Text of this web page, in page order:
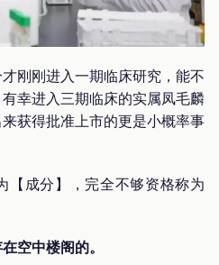
刚刚进入一期临床研究，能不
幸进入三期临床的实属凤毛麟
获得批准上市的更是小概率事
【成分】，完全不够资格称为
空中楼阁的。